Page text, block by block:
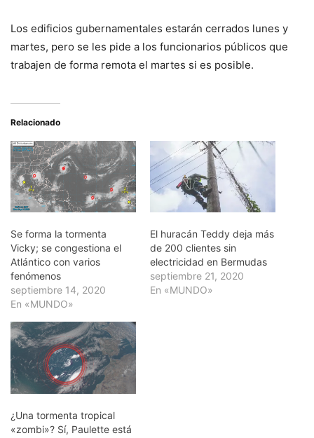
Los edificios gubernamentales estarán cerrados lunes y
martes, pero se les pide a los funcionarios públicos que
trabajen de forma remota el martes si es posible.
Relacionado
Se forma la tormenta
Vicky; se congestiona el
Atlántico con varios
fenómenos
septiembre 14, 2020
En «MUNDO»
El huracán Teddy deja más
de 200 clientes sin
electricidad en Bermudas
septiembre 21, 2020
En «MUNDO»
¿Una tormenta tropical
«zombi»? Sí, Paulette está